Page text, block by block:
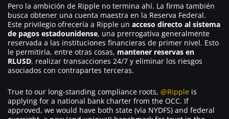
Pero la ambición de Ripple no termina ahí. La firma también
busca obtener una cuenta maestra en la Reserva Federal.
Este privilegio ofrecería a Ripple un acceso directo al sistema
de pagos estadounidense, una prerrogativa generalmente
reservada a las instituciones financieras de primer nivel. Esto
le permitiría, entre otras cosas, mantener reservas en
RLUSD, realizar transacciones 24/7 y eliminar los riesgos
asociados con contrapartes terceras.
True to our long-standing compliance roots, @Ripple is
applying for a national bank charter from the OCC. If
approved, we would have both state (via NYDFS) and federal